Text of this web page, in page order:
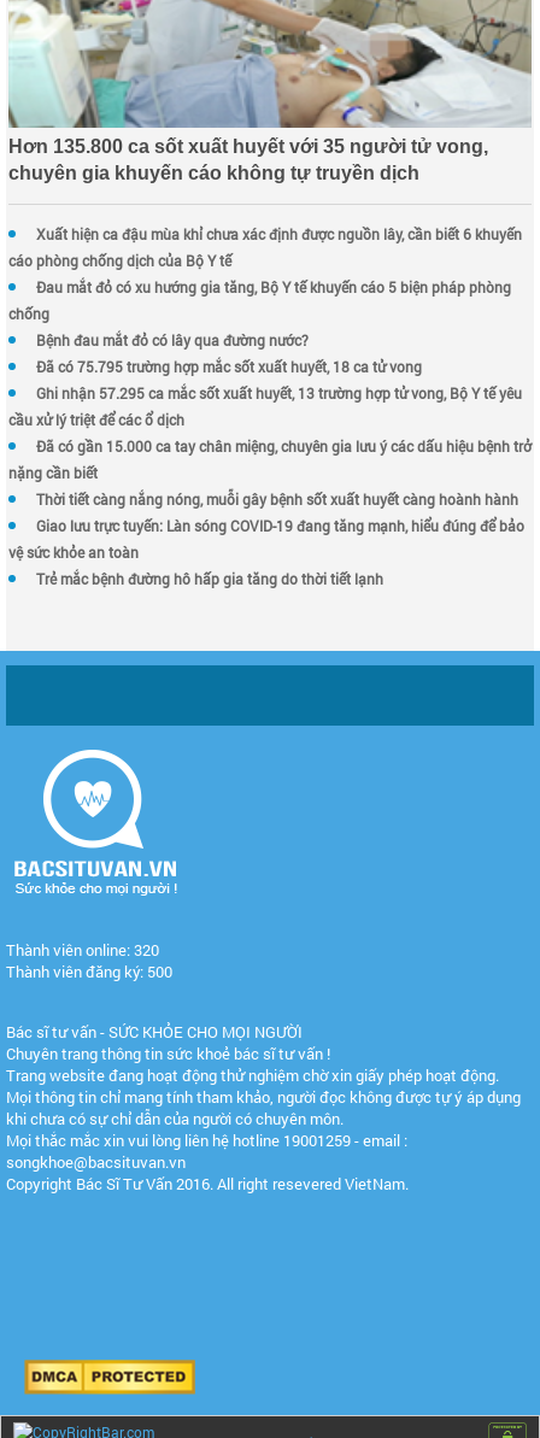
Hơn 135.800 ca sốt xuất huyết với 35 người tử vong,
chuyên gia khuyến cáo không tự truyền dịch
Xuất hiện ca đậu mùa khỉ chưa xác định được nguồn lây, cần biết 6 khuyến
cáo phòng chống dịch của Bộ Y tế
Đau mắt đỏ có xu hướng gia tăng, Bộ Y tế khuyến cáo 5 biện pháp phòng
chống
Bệnh đau mắt đỏ có lây qua đường nước?
Đã có 75.795 trường hợp mắc sốt xuất huyết, 18 ca tử vong
Ghi nhận 57.295 ca mắc sốt xuất huyết, 13 trường hợp tử vong, Bộ Y tế yêu
cầu xử lý triệt để các ổ dịch
Đã có gần 15.000 ca tay chân miệng, chuyên gia lưu ý các dấu hiệu bệnh trở
nặng cần biết
Thời tiết càng nắng nóng, muỗi gây bệnh sốt xuất huyết càng hoành hành
Giao lưu trực tuyến: Làn sóng COVID-19 đang tăng mạnh, hiểu đúng để bảo
vệ sức khỏe an toàn
Trẻ mắc bệnh đường hô hấp gia tăng do thời tiết lạnh
Thành viên online: 320
Thành viên đăng ký: 500
Bác sĩ tư vấn - SỨC KHỎE CHO MỌI NGƯỜI
Chuyên trang thông tin sức khoẻ bác sĩ tư vấn !
Trang website đang hoạt động thử nghiệm chờ xin giấy phép hoạt động.
Mọi thông tin chỉ mang tính tham khảo, người đọc không được tự ý áp dụng
khi chưa có sự chỉ dẫn của người có chuyên môn.
Mọi thắc mắc xin vui lòng liên hệ hotline 19001259 - email :
songkhoe@bacsituvan.vn
Copyright Bác Sĩ Tư Vấn 2016. All right resevered VietNam.